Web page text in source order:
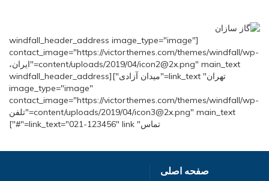
[windfall_header_address image_type="image"
contact_image="https://victorthemes.com/themes/windfall/wp-
content/uploads/2019/04/icon2@2x.png" main_text="ایران،
تهران" link_text="میدان آزادی"][windfall_header_address
image_type="image"
contact_image="https://victorthemes.com/themes/windfall/wp-
content/uploads/2019/04/icon3@2x.png" main_text="تلفن
تماس" link_text="021-123456" link="#"]
صفحه اصلی